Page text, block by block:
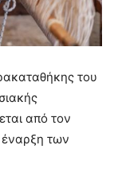
του
από τον
των